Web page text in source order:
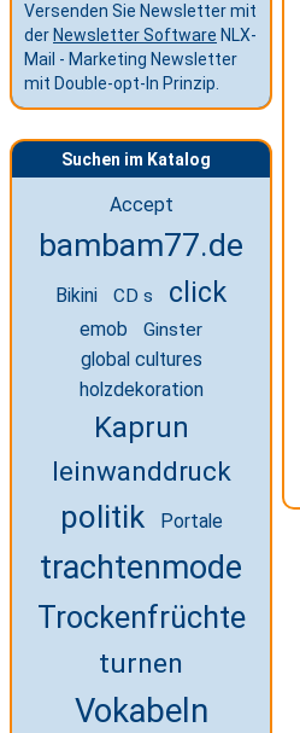
Versenden Sie Newsletter mit
der Newsletter Software NLX-
Mail - Marketing Newsletter
mit Double-opt-In Prinzip.
Suchen im Katalog
Accept
bambam77.de
Bikini CD s click
emob Ginster
global cultures
holzdekoration
Kaprun
leinwanddruck
politik Portale
trachtenmode
Trockenfrüchte
turnen
Vokabeln